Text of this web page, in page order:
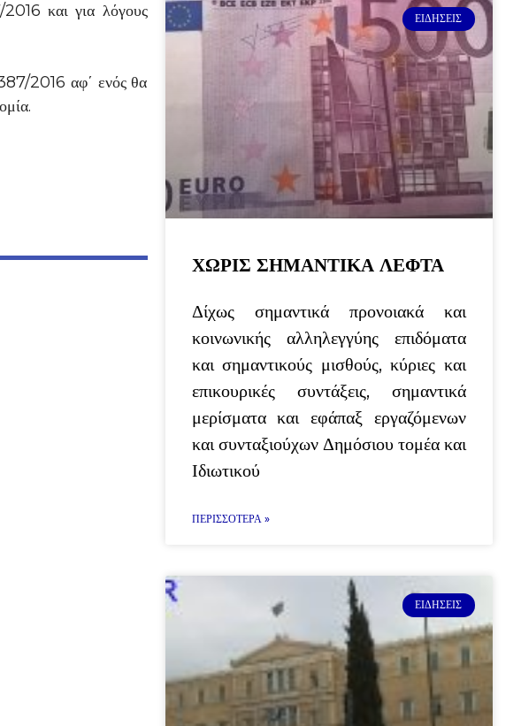
και για λόγους
2016 αφ΄ ενός θα
ΕΙΔΉΣΕΙΣ
ΧΩΡΙΣ ΣΗΜΑΝΤΙΚΑ ΛΕΦΤΑ
Δίχως σημαντικά προνοιακά και
κοινωνικής αλληλεγγύης επιδόματα
και σημαντικούς μισθούς, κύριες και
επικουρικές συντάξεις, σημαντικά
μερίσματα και εφάπαξ εργαζόμενων
και συνταξιούχων Δημόσιου τομέα και
Ιδιωτικού
ΠΕΡΙΣΣΌΤΕΡΑ »
ΕΙΔΉΣΕΙΣ